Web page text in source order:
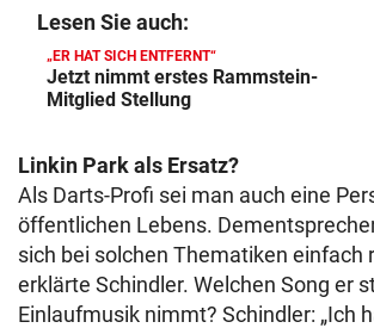
Lesen Sie auch:
„ER HAT SICH ENTFERNT“
Jetzt nimmt erstes Rammstein-
Mitglied Stellung
Linkin Park als Ersatz?
Als Darts-Profi sei man auch eine
öffentlichen Lebens.
sich bei solchen Thematiken einfach
erklärte Schindler. Welchen Song er
Einlaufmusik nimmt? Schindler: „Ich